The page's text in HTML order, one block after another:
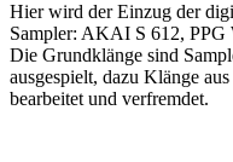
Hier wird der Einzug der
Sampler: AKAI S 612,
Die Grundklänge sind
ausgespielt, dazu Klänge
bearbeitet und verfremdet.